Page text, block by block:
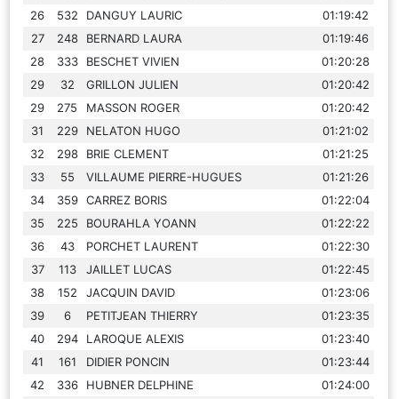
26
532 DANGUY LAURIC
01:19:42
27
248 BERNARD LAURA
01:19:46
28
333 BESCHET VIVIEN
01:20:28
29
32 GRILLON JULIEN
01:20:42
29
275 MASSON ROGER
01:20:42
31
229 NELATON HUGO
01:21:02
32
298 BRIE CLEMENT
01:21:25
33
55 VILLAUME PIERRE-HUGUES
01:21:26
34
359 CARREZ BORIS
01:22:04
35
225 BOURAHLA YOANN
01:22:22
36
43 PORCHET LAURENT
01:22:30
37
113 JAILLET LUCAS
01:22:45
38
152 JACQUIN DAVID
01:23:06
39
6 PETITJEAN THIERRY
01:23:35
40
294 LAROQUE ALEXIS
01:23:40
41
161 DIDIER PONCIN
01:23:44
42
336 HUBNER DELPHINE
01:24:00